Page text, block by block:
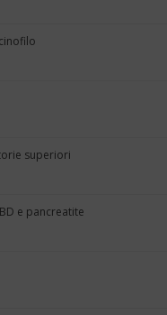
superiori
e pancreatite